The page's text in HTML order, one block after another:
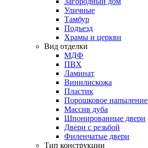
Уличные
Тамбур
Подъезд
Храмы и церкви
Вид отделки
МДФ
ПВХ
Ламинат
Винилискожа
Пластик
Порошковое напыление
Массив дуба
Шпонированные двери
Двери с резьбой
Филенчатые двери
Тип конструкции